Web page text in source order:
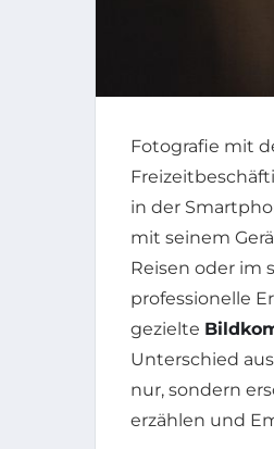
Fotografie mit
in der
mit seinem
Reisen oder im
professionelle
gezielte
Unterschied
nur, sondern
erzählen und